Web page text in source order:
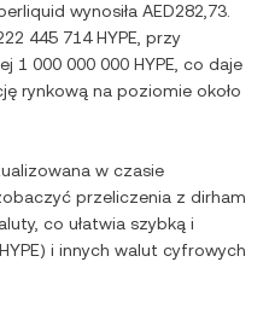
wynosiła AED282,73
445 714 HYPE , przy
1 000 000 000 HYPE , co daje
rynkową na poziomie około
w czasie
przeliczenia z dirham
co ułatwia szybką i
HYPE) i innych walut cyfrowych